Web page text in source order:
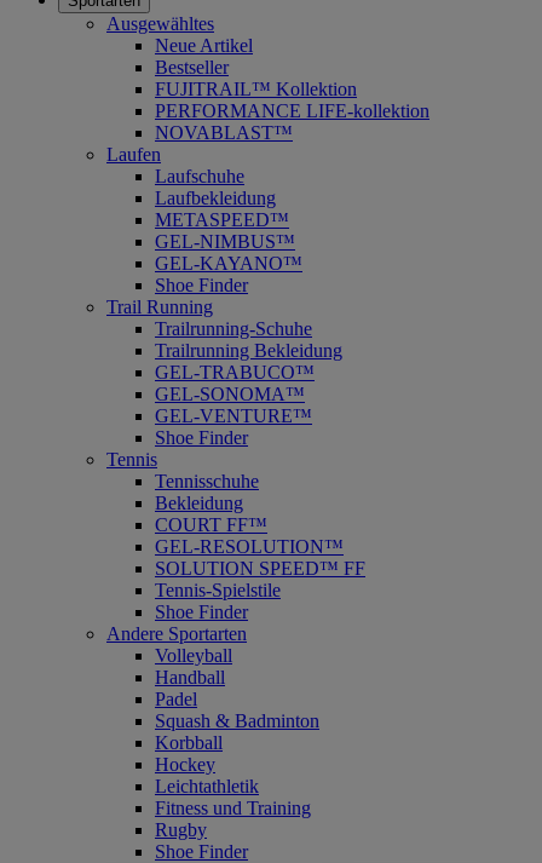
Ausgewähltes
Neue Artikel
Bestseller
FUJITRAIL™ Kollektion
PERFORMANCE LIFE-kollektion
NOVABLAST™
Laufen
Laufschuhe
Laufbekleidung
METASPEED™
GEL-NIMBUS™
GEL-KAYANO™
Shoe Finder
Trail Running
Trailrunning-Schuhe
Trailrunning Bekleidung
GEL-TRABUCO™
GEL-SONOMA™
GEL-VENTURE™
Shoe Finder
Tennis
Tennisschuhe
Bekleidung
COURT FF™
GEL-RESOLUTION™
SOLUTION SPEED™ FF
Tennis-Spielstile
Shoe Finder
Andere Sportarten
Volleyball
Handball
Padel
Squash & Badminton
Korbball
Hockey
Leichtathletik
Fitness und Training
Rugby
Shoe Finder